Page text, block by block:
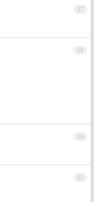
37
38
39
40